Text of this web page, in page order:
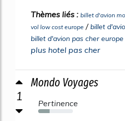
Thèmes liés : billet d'avion
vol low cost europe / billet
billet d'avion pas cher
plus hotel pas cher
1
Mondo Voyages
Pertinence
33%